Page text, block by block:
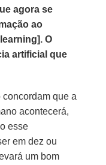
agora se
ao
O
artificial que
que a
acontecerá,
esse
em dez ou
um bom